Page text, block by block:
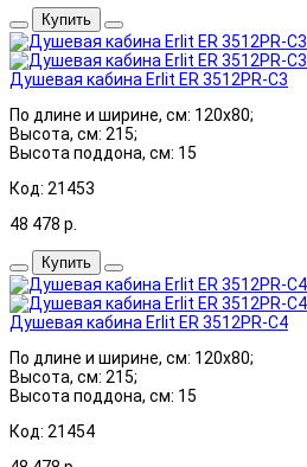
Купить
Душевая кабина Erlit ER 3512PR-C3
По длине и ширине, см: 120x80;
Высота, см: 215;
Высота поддона, см: 15
Код: 21453
48 478 р.
Купить
Душевая кабина Erlit ER 3512PR-C4
По длине и ширине, см: 120x80;
Высота, см: 215;
Высота поддона, см: 15
Код: 21454